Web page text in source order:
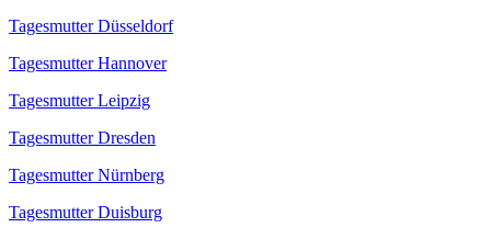
Tagesmutter Düsseldorf
Tagesmutter Hannover
Tagesmutter Leipzig
Tagesmutter Dresden
Tagesmutter Nürnberg
Tagesmutter Duisburg